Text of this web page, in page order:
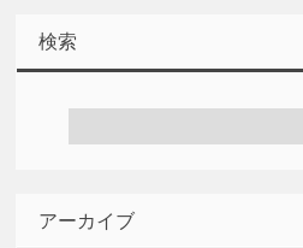
検索
アーカイブ